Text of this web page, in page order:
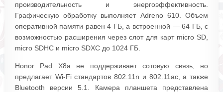
производительность и энергоэффективность.
Графическую обработку выполняет Adreno 610. Объем
оперативной памяти равен 4 ГБ, а встроенной — 64 ГБ, с
возможностью расширения через слот для карт micro SD,
micro SDHC и micro SDXC до 1024 ГБ.
Honor Pad X8a не поддерживает сотовую связь, но
предлагает Wi-Fi стандартов 802.11n и 802.11ac, а также
Bluetooth версии 5.1. Камера планшета представлена